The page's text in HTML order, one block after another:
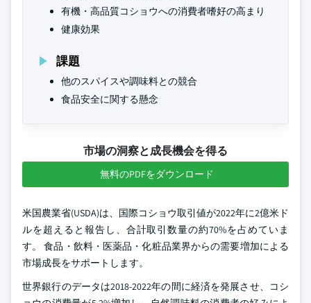
有機・高品質コショウへの消費者嗜好の高まり
健康効果
課題
他のスパイスや調味料との競合
食品安全に関する懸念
市場の洞察と成長機会を得る
無料のPDFをダウンロード
米国農業省(USDA)は、国際コショウ取引値が2022年に2億米ド
ルを超えると報告し、合計取引数量の約70%を占めていま
す。 食品・飲料・医薬品・化粧品業界からの需要増加による
市場成長をサポートします。
世界銀行のデータは2018-2022年の間に経済を発展させ、コシ